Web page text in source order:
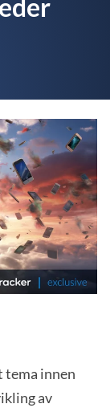
innen
av